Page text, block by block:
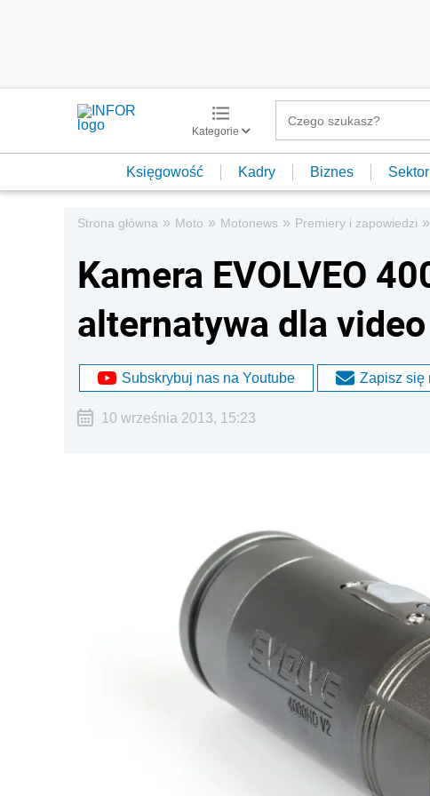
Kategorie
Księgowość Kadry Biznes
Strona główna » Moto » Motonews » Premiery i zapowiedzi »
Kamera EVOLVEO
alternatywa dla
Subskrybuj nas na Youtube Zapisz się
10 września 2013, 15:23